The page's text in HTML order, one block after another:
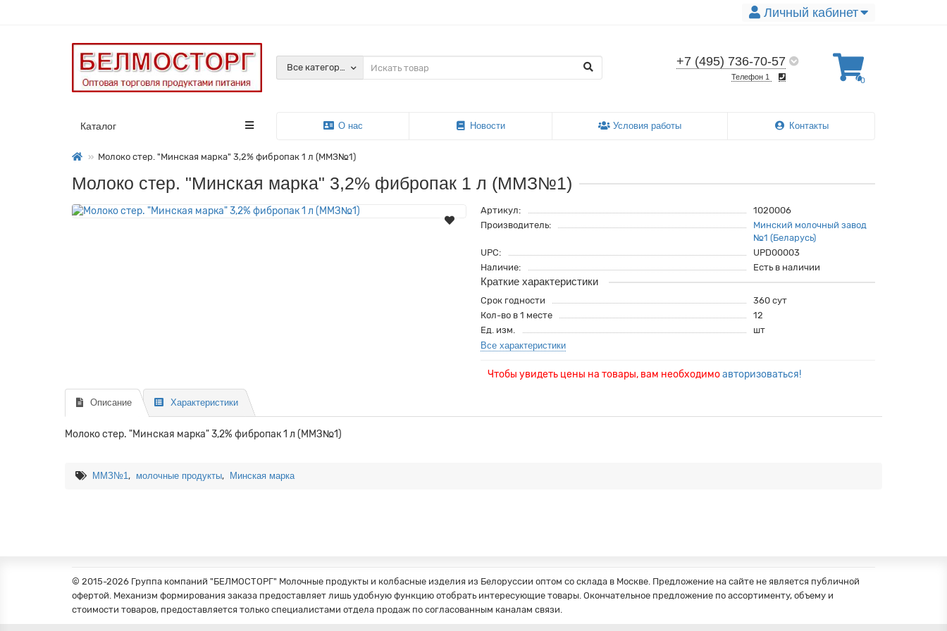
Личный кабинет
+7 (495) 736-70-57
Телефон 1 0
Все категории
Каталог О нас Новости Условия работы Контакты
Молоко стер. "Минская марка" 3,2% фибропак 1 л (ММЗ№1)
Молоко стер. "Минская марка" 3,2% фибропак 1 л (ММЗ№1)
Артикул:
1020006
Производитель:
Минский молочный завод
№1 (Беларусь)
UPC:
UPD00003
Наличие:
Есть в наличии
Краткие характеристики
Срок годности
360 сут
Кол-во в 1 месте
12
Ед. изм.
шт
Все характеристики
Чтобы увидеть цены на товары, вам необходимоавторизоваться!
Описание Характеристики
Молоко стер. "Минская марка" 3,2% фибропак 1 л (ММЗ№1)
ММЗ№1, молочные продукты, Минская марка
© 2015-2026 Группа компаний "БЕЛМОСТОРГ" Молочные продукты и колбасные изделия из Белоруссии оптом со склада в Москве. Предложение на сайте не является публичной
офертой. Механизм формирования заказа предоставляет лишь удобную функцию отобрать интересующие товары. Окончательное предложение по ассортименту, объему и
стоимости товаров, предоставляется только специалистами отдела продаж по согласованным каналам связи.